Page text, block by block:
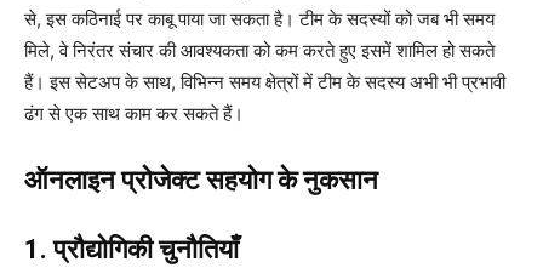
से, इस कठिनाई पर काबू पाया जा सकता है। टीम के सदस्यों को जब भी समय
मिले, वे निरंतर संचार की आवश्यकता को कम करते हुए इसमें शामिल हो सकते
हैं। इस सेटअप के साथ, विभिन्न समय क्षेत्रों में टीम के सदस्य अभी भी प्रभावी
ढंग से एक साथ काम कर सकते हैं।
ऑनलाइन प्रोजेक्ट सहयोग के नुकसान
1. प्रौद्योगिकी चुनौतियाँ